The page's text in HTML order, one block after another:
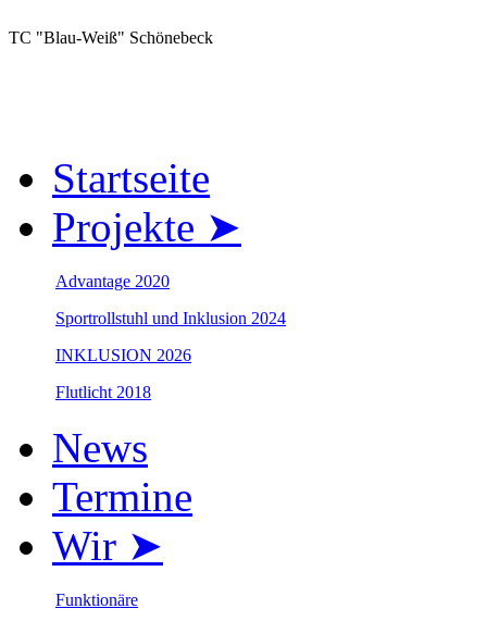
TC "Blau-Weiß" Schönebeck
Startseite
Projekte ➤
Advantage 2020
Sportrollstuhl und Inklusion 2024
INKLUSION 2026
Flutlicht 2018
News
Termine
Wir ➤
Funktionäre